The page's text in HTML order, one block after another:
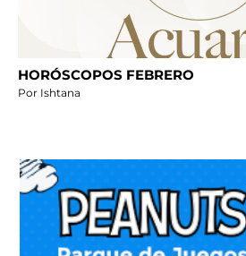
HORÓSCOPOS FEBRERO
Por Ishtana